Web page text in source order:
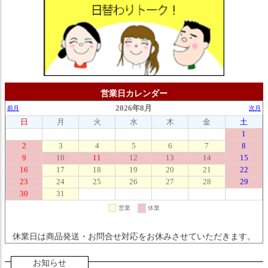
営業日カレンダー
休業日は商品発送・お問合せ対応をお休みさせていただきます。
お知らせ